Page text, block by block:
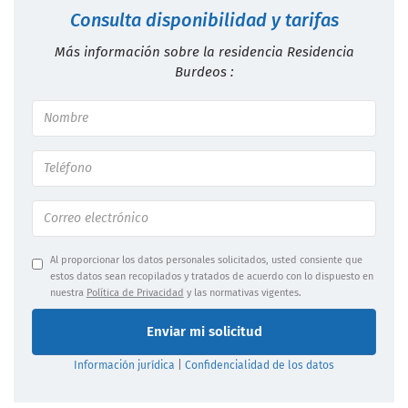
Consulta disponibilidad y tarifas
Más información sobre la residencia Residencia
Burdeos :
Al proporcionar los datos personales solicitados, usted consiente que
estos datos sean recopilados y tratados de acuerdo con lo dispuesto en
nuestra Política de Privacidad y las normativas vigentes.
Enviar mi solicitud
Información jurídica Confidencialidad de los datos